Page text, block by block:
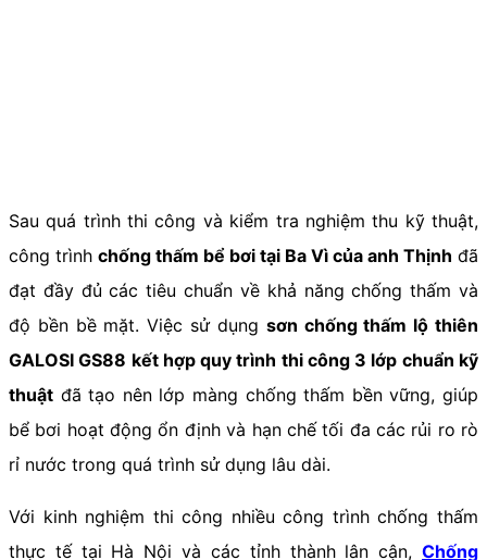
Sau quá trình thi công và kiểm tra nghiệm thu kỹ thuật,
công trình chống thấm bể bơi tại Ba Vì của anh Thịnh đã
đạt đầy đủ các tiêu chuẩn về khả năng chống thấm và
độ bền bề mặt. Việc sử dụng sơn chống thấm lộ thiên
GALOSI GS88 kết hợp quy trình thi công 3 lớp chuẩn kỹ
thuật đã tạo nên lớp màng chống thấm bền vững, giúp
bể bơi hoạt động ổn định và hạn chế tối đa các rủi ro rò
rỉ nước trong quá trình sử dụng lâu dài.
Với kinh nghiệm thi công nhiều công trình chống thấm
thực tế tại Hà Nội và các tỉnh thành lân cận, Chống